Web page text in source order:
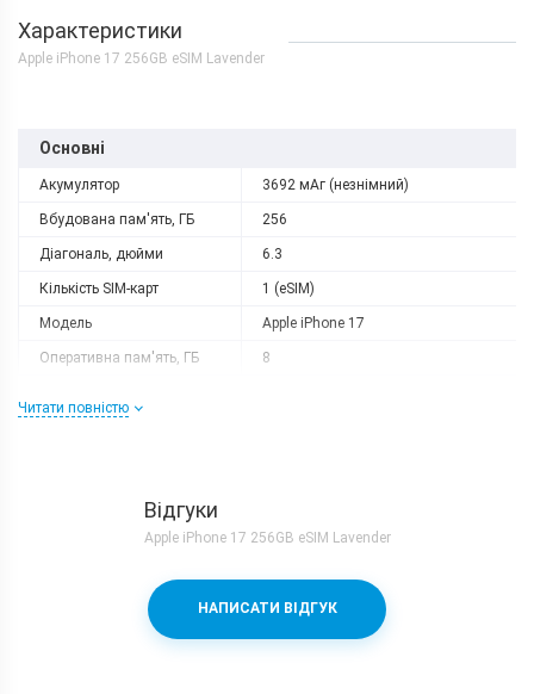
Характеристики
Apple iPhone 17 256GB eSIM Lavender
Основні
Акумулятор 3692 мАг (незнімний)
Вбудована пам'ять, ГБ 256
Діагональ, дюйми 6.3
Кількість SIM-карт 1 (eSIM)
Модель Apple iPhone 17
Оперативна пам'ять, ГБ 8
Apple A19
4K 60fps
Основна камера, Мп 48 (f/1.6) + 48 (f/2.2)
Читати повністю
Відгуки
Apple iPhone 17 256GB eSIM Lavender
НАПИСАТИ ВІДГУК